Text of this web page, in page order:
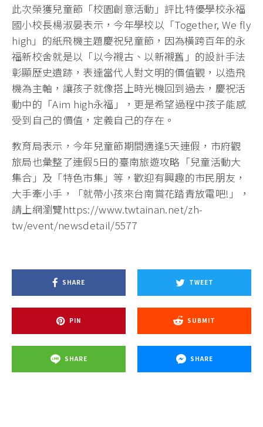
此次榮獲兒童節「校園創意活動」評比特優學校永福
國小校長楊淑晏表示，今年學校以「Together, We fly
high」的紙飛機主題慶祝兒童節，因為橫跨百年的永
福新校舍就是以「以今襯古、以新襯舊」的設計手法
彰顯歷史遺跡，表達當代人對文明的價值觀，以造飛
機為主軸，讓孩子就像搭上時光機回到過去，慶祝活
動中的「Aim high永福」，更是希望過程中孩子能感
受到自己的價值，定義自己的存在。
教育局表示，今年兒童節期間適逢5天連假，市府觀
旅局也彙整了連假5日的臺南旅遊攻略「兒童活動大
集合」及「特色市集」等，歡迎有興趣的市民朋友，
大手牽小手，「就帶小孩來台南賞花踏青放電吧!」，
請上網瀏覽https://www.twtainan.net/zh-
tw/event/newsdetail/5577
SHARE TWEET
PIN SUBMIT
SHARE SHARE